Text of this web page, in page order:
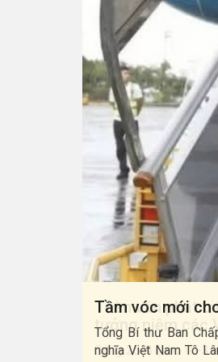
Toàn văn phát
tưởng niệm các
Sáng 26-4 (tức 10-3